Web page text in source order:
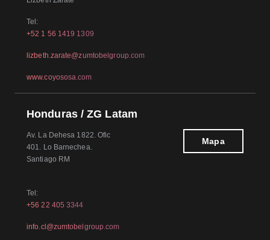
Tel:
+52 1 56 1419 1309
lizbeth.zarate@zumtobelgroup.com
www.coyososa.com
Honduras / ZG Latam
Av. La Dehesa 1822. Ofic
401. Lo Barnechea.
Santiago RM
Mapa
Tel:
+56 22 405 3344
info.cl@zumtobelgroup.com